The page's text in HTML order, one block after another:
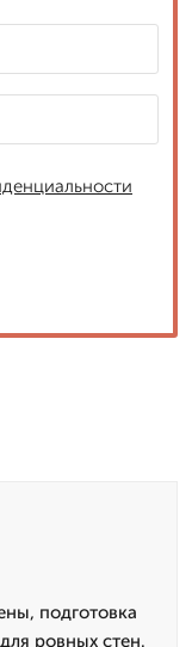
подготовка
ровных стен.